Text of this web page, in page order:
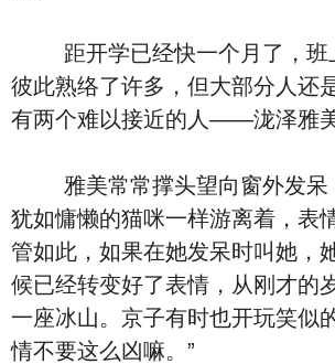
距开学已经快一个月了，班
彼此熟络了许多，但大部分人还
有两个难以接近的人——泷泽雅美
雅美常常撑头望向窗外发呆
犹如慵懒的猫咪一样游离着，表
管如此，如果在她发呆时叫她，
候已经转变好了表情，从刚才的
一座冰山。京子有时也开玩笑似
情不要这么凶嘛。”